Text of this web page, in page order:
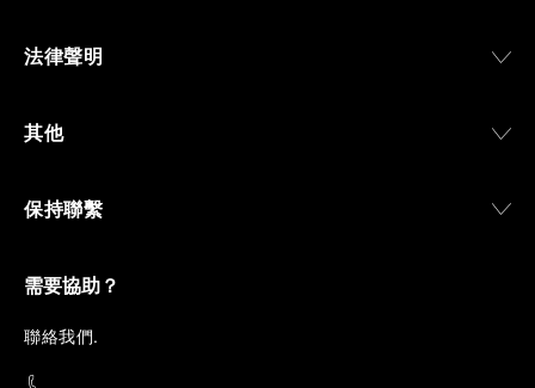
法律聲明
其他
保持聯繫
需要協助？
聯絡我們.